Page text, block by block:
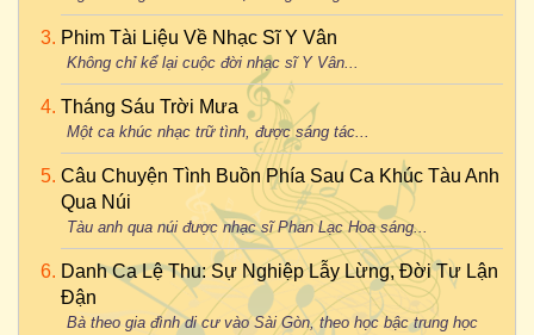
Phim Tài Liệu Về Nhạc Sĩ Y Vân
Không chỉ kể lại cuộc đời nhạc sĩ Y Vân...
Tháng Sáu Trời Mưa
Một ca khúc nhạc trữ tình, được sáng tác...
Câu Chuyện Tình Buồn Phía Sau Ca Khúc Tàu Anh
Qua Núi
Tàu anh qua núi được nhạc sĩ Phan Lạc Hoa sáng...
Danh Ca Lệ Thu: Sự Nghiệp Lẫy Lừng, Đời Tư Lận
Đận
Bà theo gia đình di cư vào Sài Gòn, theo học bậc trung học